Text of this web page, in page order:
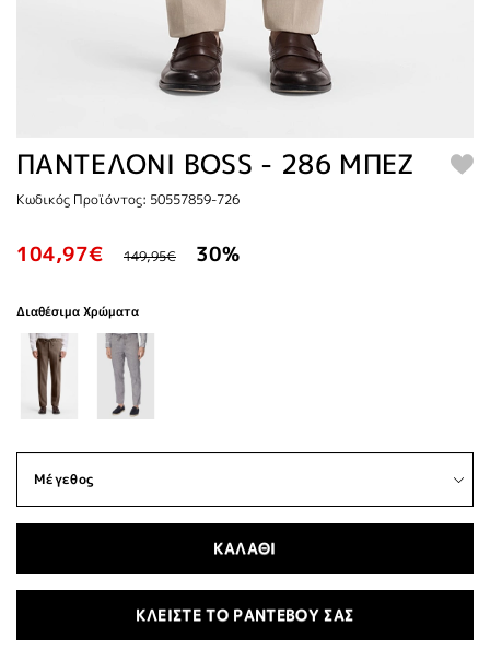
ΠΑΝΤΕΛΟΝΙ BOSS - 286 ΜΠΕΖ
Κωδικός Προϊόντος: 50557859-726
104,97€ 149,95€ 30%
Διαθέσιμα Χρώματα
ΚΑΛΑΘΙ
ΚΛΕΙΣΤΕ ΤΟ ΡΑΝΤΕΒΟΥ ΣΑΣ